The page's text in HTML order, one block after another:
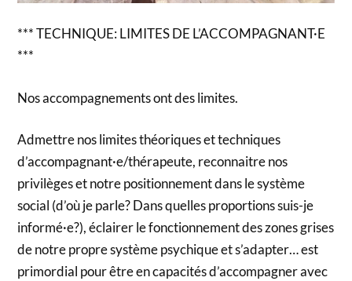
*** TECHNIQUE: LIMITES DE L’ACCOMPAGNANT·E
***
Nos accompagnements ont des limites.
Admettre nos limites théoriques et techniques
d’accompagnant·e/thérapeute, reconnaitre nos
privilèges et notre positionnement dans le système
social (d’où je parle? Dans quelles proportions suis-je
informé·e?), éclairer le fonctionnement des zones grises
de notre propre système psychique et s’adapter… est
primordial pour être en capacités d’accompagner avec